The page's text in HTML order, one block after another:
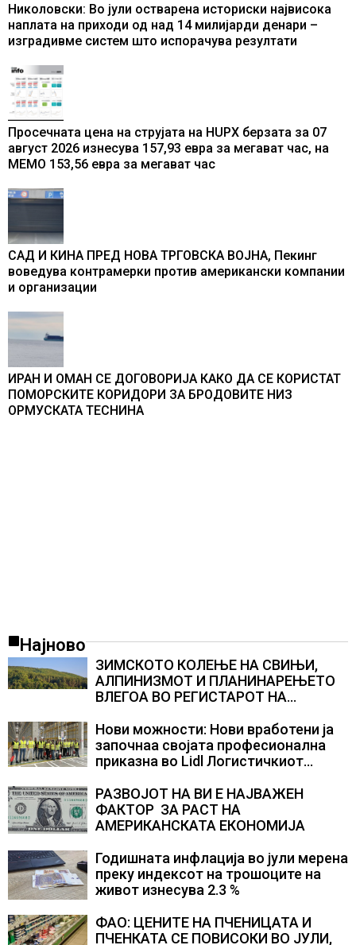
Николовски: Во јули остварена историски највисока
наплата на приходи од над 14 милијарди денари –
изградивме систем што испорачува резултати
Просечната цена на струјата на HUPX берзата за 07
август 2026 изнесува 157,93 евра за мегават час, на
МЕМО 153,56 евра за мегават час
САД И КИНА ПРЕД НОВА ТРГОВСКА ВОЈНА, Пекинг
воведува контрамерки против американски компании
и организации
ИРАН И ОМАН СЕ ДОГОВОРИЈА КАКО ДА СЕ КОРИСТАТ
ПОМОРСКИТЕ КОРИДОРИ ЗА БРОДОВИТЕ НИЗ
ОРМУСКАТА ТЕСНИНА
Најново
ЗИМСКОТО КОЛЕЊЕ НА СВИЊИ,
АЛПИНИЗМОТ И ПЛАНИНАРЕЊЕТО
ВЛЕГОА ВО РЕГИСТАРОТ НА
СЛОВЕНИЈА
Нови можности: Нови вработени ја
започнаа својата професионална
приказна во Lidl Логистичкиот
РАЗВОЈОТ НА ВИ Е НАЈВАЖЕН
ФАКТОР ЗА РАСТ НА
АМЕРИКАНСКАТА ЕКОНОМИЈА
Годишната инфлација во јули мерена
преку индексот на трошоците на
живот изнесува 2.3 %
ФАО: ЦЕНИТЕ НА ПЧЕНИЦАТА И
ПЧЕНКАТА СЕ ПОВИСОКИ ВО ЈУЛИ,